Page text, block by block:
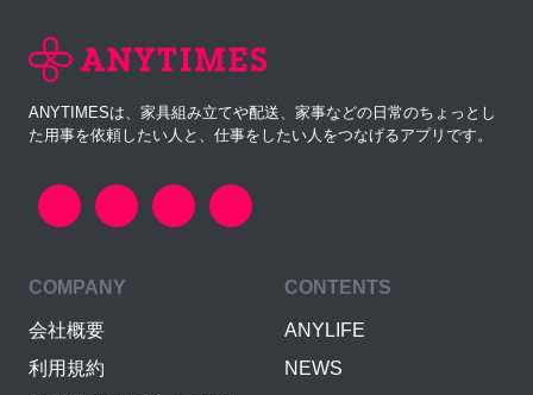
ANYTIMESは、家具組み立てや配送、家事などの日常のちょっとし
た用事を依頼したい人と、仕事をしたい人をつなげるアプリです。
COMPANY
会社概要
利用規約
CONTENTS
ANYLIFE
NEWS